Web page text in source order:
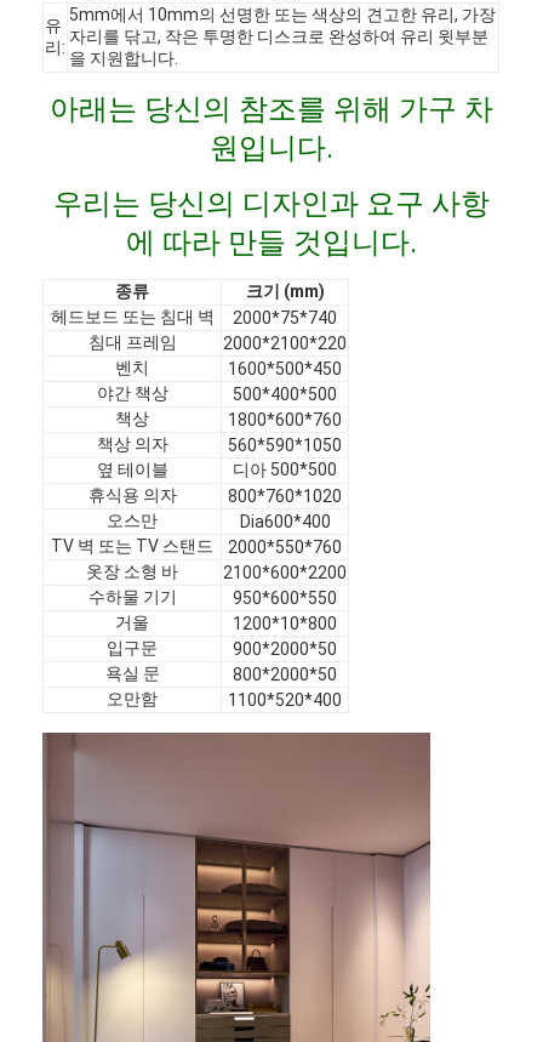
비디오
VR 쇼
우리 에 관한 것
공장 투어
품질 관리
문의하기
지금 챗팅하세요
유
리:
5mm에서 10mm의 선명한 또는 색상의 견고한 유리, 가장
자리를 닦고, 작은 투명한 디스크로 완성하여 유리 윗부분
을 지원합니다.
아래는 당신의 참조를 위해 가구 차
원입니다.
우리는 당신의 디자인과 요구 사항
에 따라 만들 것입니다.
종류
크기 (mm)
헤드보드 또는 침대 벽
2000*75*740
침대 프레임
2000*2100*220
벤치
1600*500*450
야간 책상
500*400*500
책상
1800*600*760
책상 의자
560*590*1050
옆 테이블
디아 500*500
휴식용 의자
800*760*1020
오스만
Dia600*400
TV 벽 또는 TV 스탠드
2000*550*760
옷장 소형 바
2100*600*2200
수하물 기기
950*600*550
거울
1200*10*800
입구문
900*2000*50
욕실 문
800*2000*50
오만함
1100*520*400